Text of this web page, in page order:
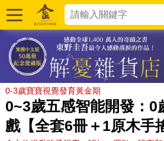
0-3歲寶寶視覺發育黃金期
0~3歲五感智能開發：
戲【全套6冊＋1原木手